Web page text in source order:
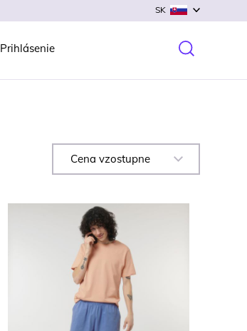
Prihlásenie
SK
Cena vzostupne